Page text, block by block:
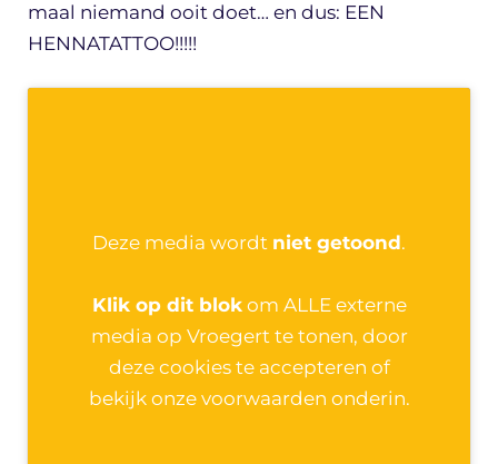
maal niemand ooit doet… en dus: EEN
HENNATATTOO!!!!!
Deze media wordt niet getoond.
Klik op dit blokom ALLE externe
media op Vroegert te tonen, door
deze cookies te accepteren of
bekijk onze voorwaarden onderin.